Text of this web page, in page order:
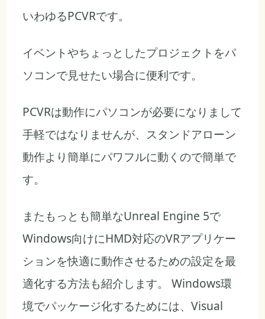
いわゆるPCVRです。
イベントやちょっとしたプロジェクトをパ
ソコンで見せたい場合に便利です。
PCVRは動作にパソコンが必要になりまして
手軽ではなりませんが、スタンドアローン
動作より簡単にパワフルに動くので簡単で
す。
またもっとも簡単なUnreal Engine 5で
Windows向けにHMD対応のVRアプリケー
ションを快適に動作させるための設定を最
適化する方法も紹介します。 Windows環
境でパッケージ化するためには、Visual